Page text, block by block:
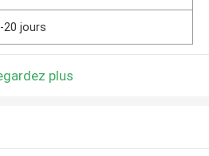
20 jours
plus